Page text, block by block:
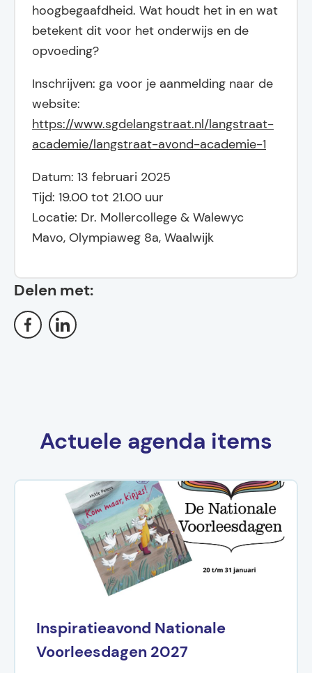
hoogbegaafdheid. Wat houdt het in en wat
betekent dit voor het onderwijs en de
opvoeding?
Inschrijven: ga voor je aanmelding naar de
website:
https://www.sgdelangstraat.nl/langstraat-
academie/langstraat-avond-academie-1
Datum: 13 februari 2025
Tijd: 19.00 tot 21.00 uur
Locatie: Dr. Mollercollege & Walewyc
Mavo, Olympiaweg 8a, Waalwijk
Delen met:
Actuele agenda items
Inspiratieavond Nationale
Voorleesdagen 2027